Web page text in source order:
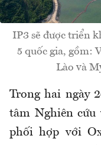
IP3 sẽ được triển
5 quốc gia, gồm:
Lào và
Trong hai ngày
tâm Nghiên cứu
phối hợp với